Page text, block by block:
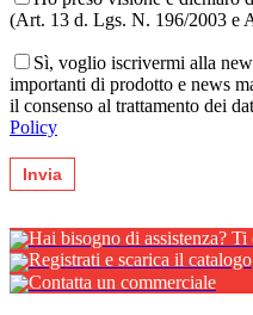
(Art. 13 d. Lgs. N. 196/2003 e
Sì, voglio iscrivermi alla
importanti di prodotto e news
il consenso al trattamento dei
Policy
Hai bisogno di assistenza?
Registrati e scarica il catalogo
Contatta un commerciale